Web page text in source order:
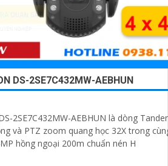
DS-2SE7C432MW-AEBHUN
2SE7C432MW-AEBHUN là dòng
và PTZ zoom quang học 32X trong
hồng ngoại 200m chuẩn nén H